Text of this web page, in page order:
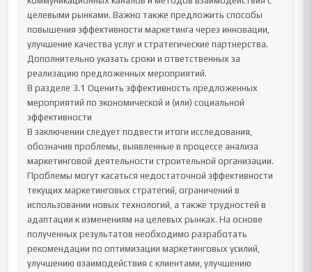
целевыми рынками. Важно также предложить способы
повышения эффективности маркетинга через инновации,
улучшение качества услуг и стратегические партнерства.
Дополнительно указать сроки и ответственных за
реализацию предложенных мероприятий.
В разделе 3.1 Оценить эффективность предложенных
мероприятий по экономической и (или) социальной
эффективности
В заключении следует подвести итоги исследования,
обозначив проблемы, выявленные в процессе анализа
маркетинговой деятельности строительной организации.
Проблемы могут касаться недостаточной эффективности
текущих маркетинговых стратегий, ограничений в
использовании новых технологий, а также трудностей в
адаптации к изменениям на целевых рынках. На основе
полученных результатов необходимо разработать
рекомендации по оптимизации маркетинговых усилий,
улучшению взаимодействия с клиентами, улучшению